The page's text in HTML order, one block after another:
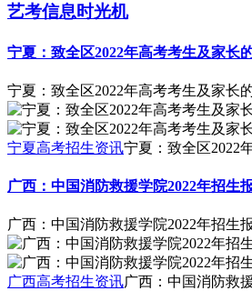
艺考信息时光机
宁夏：致全区2022年高考考生及家长
宁夏：致全区2022年高考考生及家长
宁夏高考招生资讯宁夏：致全区2022
广西：中国消防救援学院2022年招生
广西：中国消防救援学院2022年招生
广西高考招生资讯广西：中国消防救